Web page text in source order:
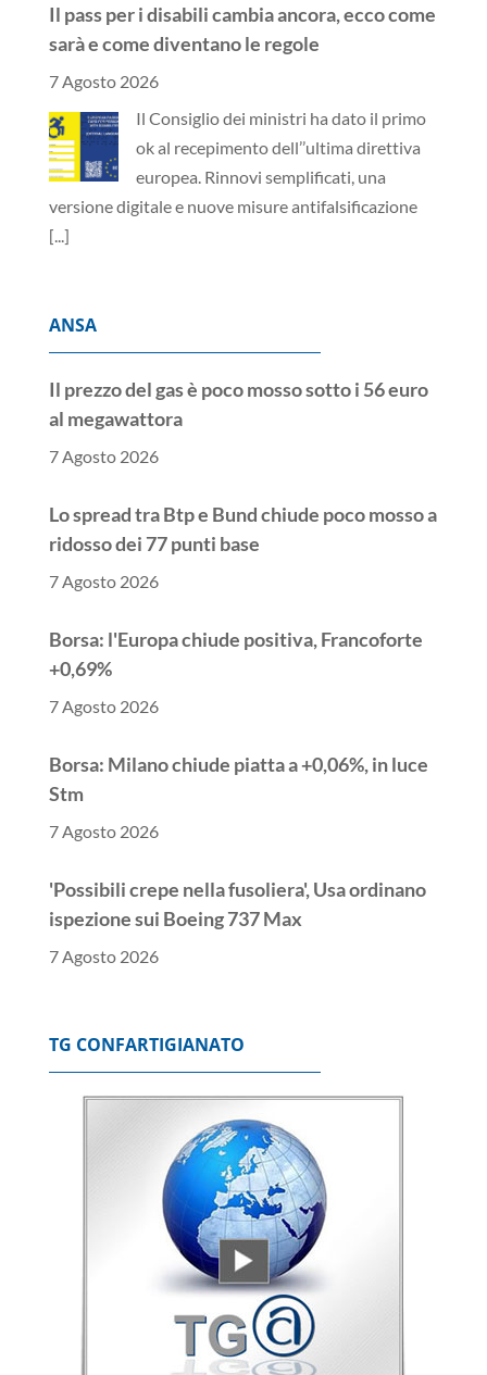
Il pass per i disabili cambia ancora, ecco come
sarà e come diventano le regole
7 Agosto 2026
Il Consiglio dei ministri ha dato il primo
ok al recepimento dell’’ultima direttiva
europea. Rinnovi semplificati, una
versione digitale e nuove misure antifalsificazione
[...]
ANSA
Il prezzo del gas è poco mosso sotto i 56 euro
al megawattora
7 Agosto 2026
Lo spread tra Btp e Bund chiude poco mosso a
ridosso dei 77 punti base
7 Agosto 2026
Borsa: l'Europa chiude positiva, Francoforte
+0,69%
7 Agosto 2026
Borsa: Milano chiude piatta a +0,06%, in luce
Stm
7 Agosto 2026
'Possibili crepe nella fusoliera', Usa ordinano
ispezione sui Boeing 737 Max
7 Agosto 2026
Assolombarda
Foti, via libera Commissione Ue a revisione
Pnrr presentata da Italia
Ita, nel semestre perde 140 milioni, ma
'procede nella direzione giusta'
TG CONFARTIGIANATO